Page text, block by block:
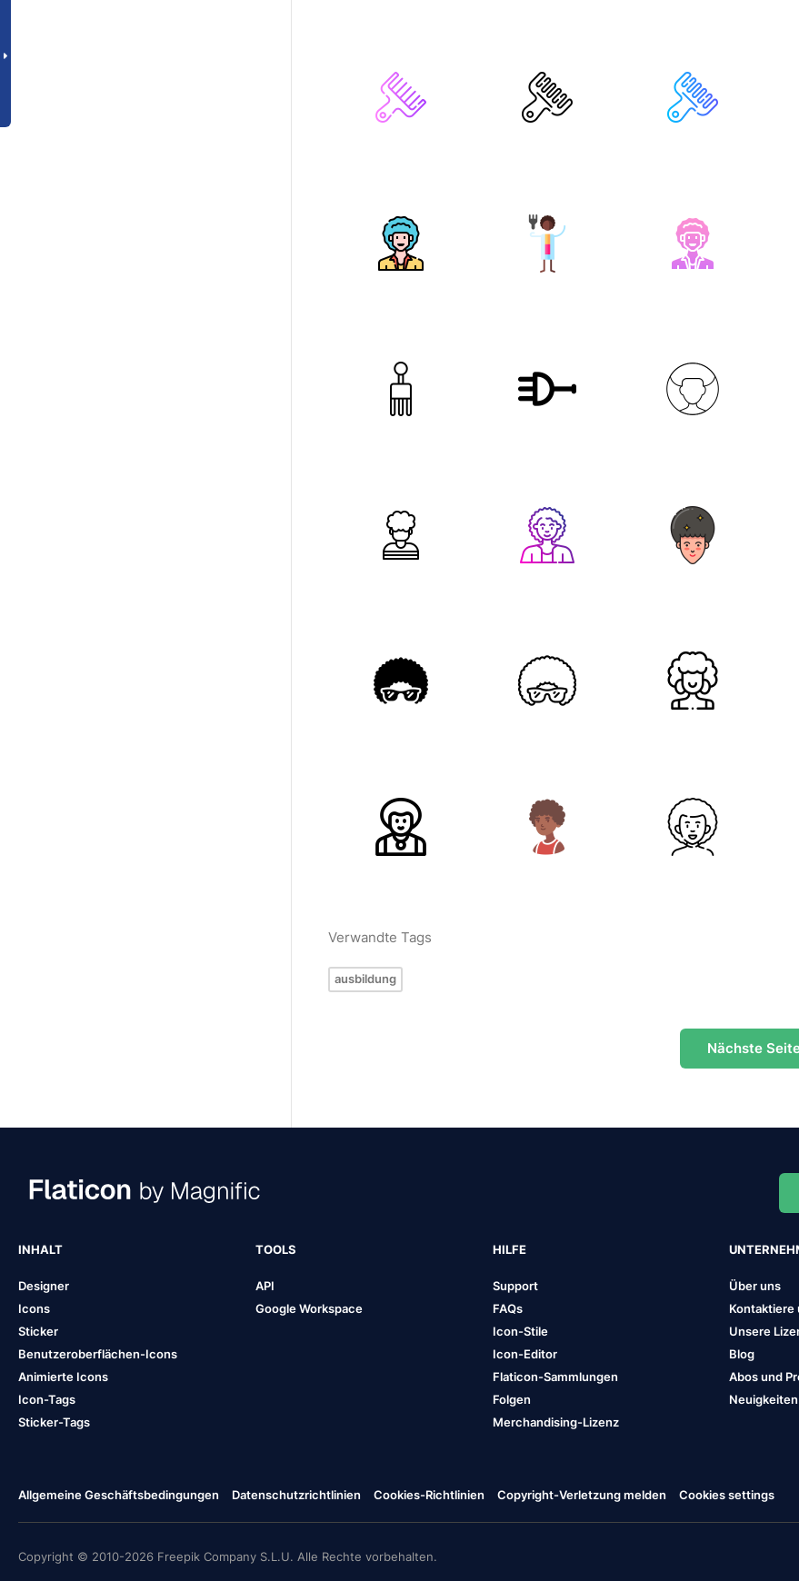
Verwandte Tags
ausbildung
Nächste
INHALT
Designer
Icons
Sticker
Benutzeroberflächen-Icons
Animierte Icons
Icon-Tags
Sticker-Tags
TOOLS
API
Google Workspace
HILFE
Support
FAQs
Icon-Stile
Icon-Editor
Flaticon-Sammlungen
Folgen
Merchandising-Lizenz
Über uns
Kontaktiere
Unsere
Blog
Abos und
Neuigkeiten
Allgemeine Geschäftsbedingungen Datenschutzrichtlinien Cookies-Richtlinien Copyright-Verletzung melden Cookies settings
Copyright © 2010-2026 Freepik Company S.L.U. Alle Rechte vorbehalten.